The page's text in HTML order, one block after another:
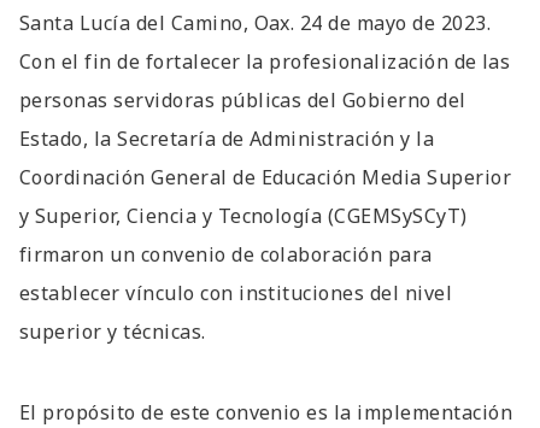
Santa Lucía del Camino, Oax. 24 de mayo de 2023.
Con el fin de fortalecer la profesionalización de las
personas servidoras públicas del Gobierno del
Estado, la Secretaría de Administración y la
Coordinación General de Educación Media Superior
y Superior, Ciencia y Tecnología (CGEMSySCyT)
firmaron un convenio de colaboración para
establecer vínculo con instituciones del nivel
superior y técnicas.
El propósito de este convenio es la implementación